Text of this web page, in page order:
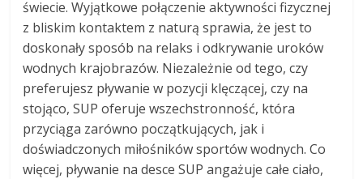
świecie. Wyjątkowe połączenie aktywności fizycznej
z bliskim kontaktem z naturą sprawia, że jest to
doskonały sposób na relaks i odkrywanie uroków
wodnych krajobrazów. Niezależnie od tego, czy
preferujesz pływanie w pozycji klęczącej, czy na
stojąco, SUP oferuje wszechstronność, która
przyciąga zarówno początkujących, jak i
doświadczonych miłośników sportów wodnych. Co
więcej, pływanie na desce SUP angażuje całe ciało,